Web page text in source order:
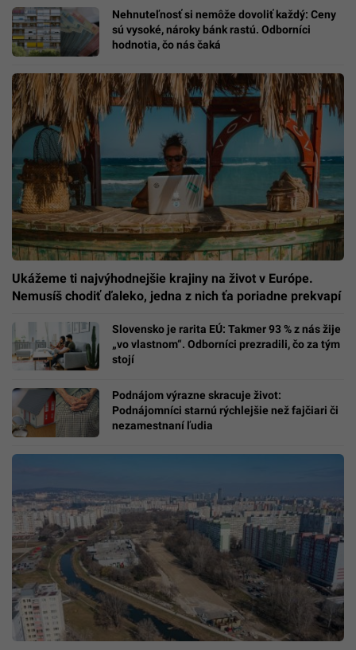
Nehnuteľnosť si nemôže dovoliť každý: Ceny
sú vysoké, nároky bánk rastú. Odborníci
hodnotia, čo nás čaká
Ukážeme ti najvýhodnejšie krajiny na život v Európe.
Nemusíš chodiť ďaleko, jedna z nich ťa poriadne prekvapí
Slovensko je rarita EÚ: Takmer 93 % z nás žije
„vo vlastnom“. Odborníci prezradili, čo za tým
stojí
Podnájom výrazne skracuje život:
Podnájomníci starnú rýchlejšie než fajčiari či
nezamestnaní ľudia